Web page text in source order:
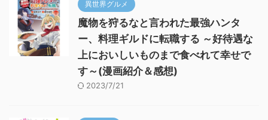
異世界グルメ
魔物を狩るなと言われた最強ハンタ
ー、料理ギルドに転職する ～好待遇な
上においしいものまで食べれて幸せで
す～(漫画紹介＆感想)
2023/7/21